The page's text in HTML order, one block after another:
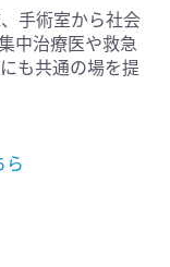
手術室から社会
中治療医や救急
も共通の場を提